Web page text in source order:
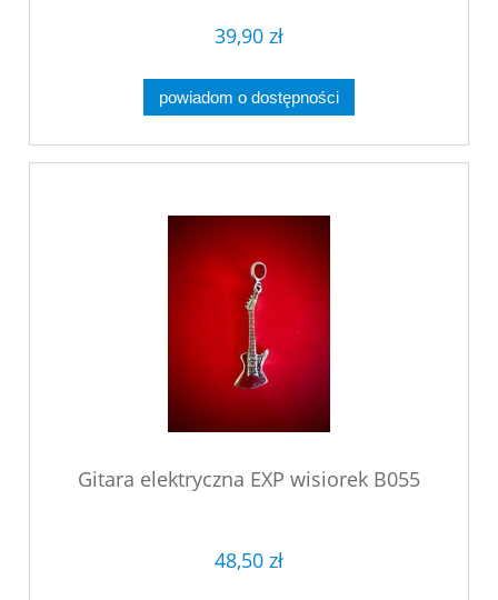
39,90 zł
powiadom o dostępności
Gitara elektryczna EXP wisiorek B055
48,50 zł